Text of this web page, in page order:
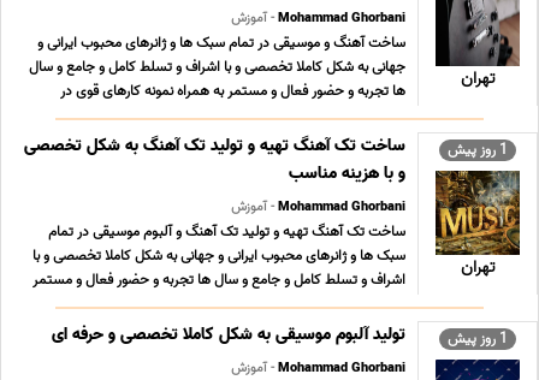
تهران
Mohammad Ghorbani- آموزش
ساخت آهنگ و موسیقی در تمام سبک ها و ژانرهای محبوب ایرانی و
جهانی به شکل کاملا تخصصی و با اشراف و تسلط کامل و جامع و سال
ها تجربه و حضور فعال و مستمر به همراه نمونه کارهای قوی در
سبکهای مختلف و تعرفه های بسیار مناسب ؛ استثنایی و حداقلی تولید
محتوای فاخر و ارزشمند موسیقی کلیه خدما ... ...
1 روز پیش
تهران
ساخت تک آهنگ تهیه و تولید تک آهنگ به شکل تخصصی
و با هزینه مناسب
Mohammad Ghorbani- آموزش
ساخت تک آهنگ تهیه و تولید تک آهنگ و آلبوم موسیقی در تمام
سبک ها و ژانرهای محبوب ایرانی و جهانی به شکل کاملا تخصصی و با
اشراف و تسلط کامل و جامع و سال ها تجربه و حضور فعال و مستمر
به همراه نمونه کارهای قوی در سبکهای مختلف و تعرفه های بسیار
مناسب ؛ استثنایی و حداقلی تولید محتوای فا ... ...
1 روز پیش تولید آلبوم موسیقی به شکل کاملا تخصصی و حرفه ای
Mohammad Ghorbani- آموزش